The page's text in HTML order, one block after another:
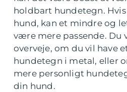
holdbart hundetegn.
hund, kan et mindre og
være mere passende. Du
overveje, om du vil have
hundetegn i metal, eller
mere personligt
din hund.